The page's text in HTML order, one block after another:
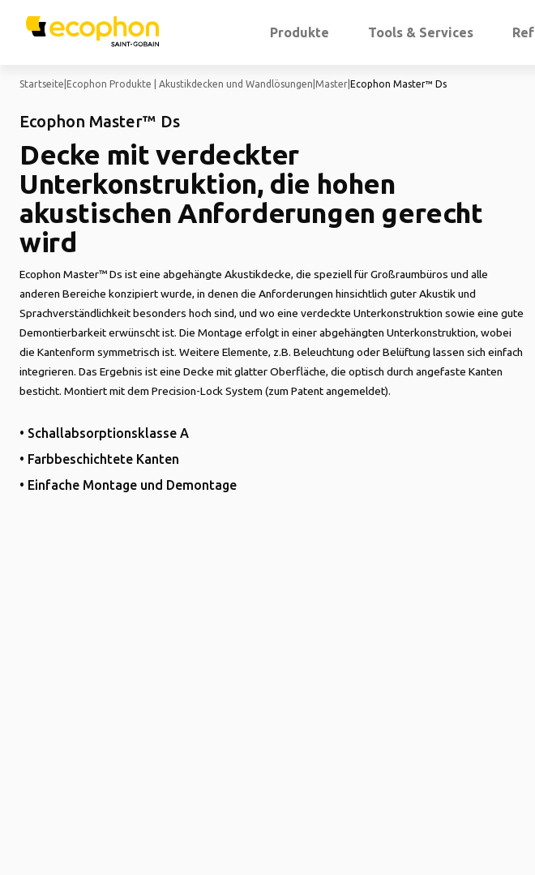
Produkte Tools & Services
Startseite Ecophon Produkte | Akustikdecken und Wandlösungen Master Ecophon Master™ Ds
Ecophon Master™ Ds
Decke mit verdeckter
Unterkonstruktion, die hohen
akustischen Anforderungen gerecht
wird
Ecophon Master™ Ds ist eine abgehängte Akustikdecke, die speziell für Großraumbüros und alle
anderen Bereiche konzipiert wurde, in denen die Anforderungen hinsichtlich guter Akustik und
Sprachverständlichkeit besonders hoch sind, und wo eine verdeckte Unterkonstruktion sowie eine gute
Demontierbarkeit erwünscht ist. Die Montage erfolgt in einer abgehängten Unterkonstruktion, wobei
die Kantenform symmetrisch ist. Weitere Elemente, z.B. Beleuchtung oder Belüftung lassen sich einfach
integrieren. Das Ergebnis ist eine Decke mit glatter Oberfläche, die optisch durch angefaste Kanten
besticht. Montiert mit dem Precision-Lock System (zum Patent angemeldet).
• Schallabsorptionsklasse A
• Farbbeschichtete Kanten
• Einfache Montage und Demontage